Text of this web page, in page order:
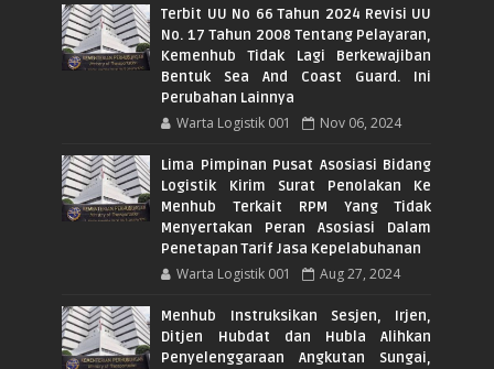
Terbit UU No 66 Tahun 2024 Revisi UU
No. 17 Tahun 2008 Tentang Pelayaran,
Kemenhub Tidak Lagi Berkewajiban
Bentuk Sea And Coast Guard. Ini
Perubahan Lainnya
Warta Logistik 001 Nov 06, 2024
Lima Pimpinan Pusat Asosiasi Bidang
Logistik Kirim Surat Penolakan Ke
Menhub Terkait RPM Yang Tidak
Menyertakan Peran Asosiasi Dalam
Penetapan Tarif Jasa Kepelabuhanan
Warta Logistik 001 Aug 27, 2024
Menhub Instruksikan Sesjen, Irjen,
Ditjen Hubdat dan Hubla Alihkan
Penyelenggaraan Angkutan Sungai,